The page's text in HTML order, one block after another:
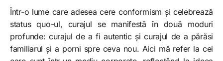
Într-o lume care adesea cere conformism și celebrează
status quo-ul, curajul se manifestă în două moduri
profunde: curajul de a fi autentic și curajul de a părăsi
familiarul și a porni spre ceva nou. Aici mă refer la cei